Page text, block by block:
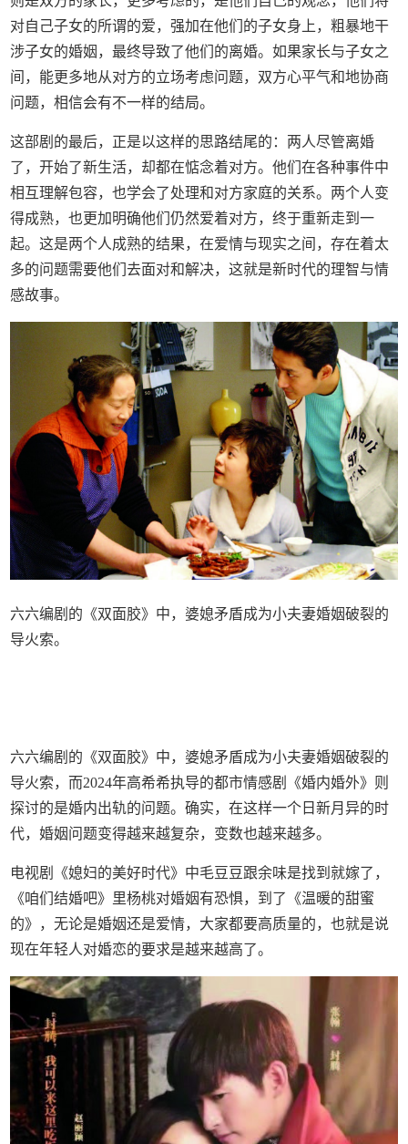
对自己子女的所谓的爱，强加在他们的子女身上，粗暴地干
涉子女的婚姻，最终导致了他们的离婚。如果家长与子女之
间，能更多地从对方的立场考虑问题，双方心平气和地协商
问题，相信会有不一样的结局。
这部剧的最后，正是以这样的思路结尾的：两人尽管离婚
了，开始了新生活，却都在惦念着对方。他们在各种事件中
相互理解包容，也学会了处理和对方家庭的关系。两个人变
得成熟，也更加明确他们仍然爱着对方，终于重新走到一
起。这是两个人成熟的结果，在爱情与现实之间，存在着太
多的问题需要他们去面对和解决，这就是新时代的理智与情
感故事。
六六编剧的《双面胶》中，婆媳矛盾成为小夫妻婚姻破裂的
导火索。
六六编剧的《双面胶》中，婆媳矛盾成为小夫妻婚姻破裂的
导火索，而2024年高希希执导的都市情感剧《婚内婚外》则
探讨的是婚内出轨的问题。确实，在这样一个日新月异的时
代，婚姻问题变得越来越复杂，变数也越来越多。
电视剧《媳妇的美好时代》中毛豆豆跟余味是找到就嫁了，
《咱们结婚吧》里杨桃对婚姻有恐惧，到了《温暖的甜蜜
的》，无论是婚姻还是爱情，大家都要高质量的，也就是说
现在年轻人对婚恋的要求是越来越高了。